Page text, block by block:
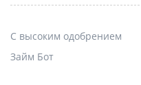
С высоким одобрением
Займ Бот